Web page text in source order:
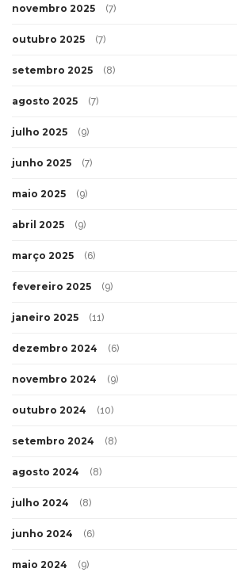
novembro 2025 (7)
outubro 2025 (7)
setembro 2025 (8)
agosto 2025 (7)
julho 2025 (9)
junho 2025 (7)
maio 2025 (9)
abril 2025 (9)
março 2025 (6)
fevereiro 2025 (9)
janeiro 2025 (11)
dezembro 2024 (6)
novembro 2024 (9)
outubro 2024 (10)
setembro 2024 (8)
agosto 2024 (8)
julho 2024 (8)
junho 2024 (6)
maio 2024 (9)